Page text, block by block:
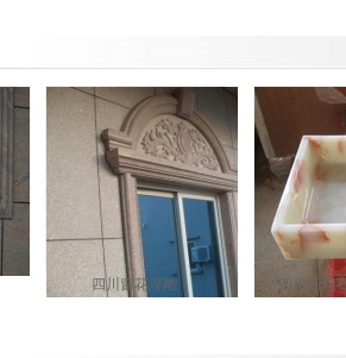
四川窗花浮雕 四川高档